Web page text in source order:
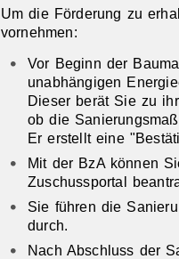
Um die Förderung zu
vornehmen:
Vor Beginn der
unabhängigen
Dieser berät Sie zu
ob die
Er erstellt eine
Mit der BzA können
Zuschussportal
Sie führen die
durch.
Nach Abschluss der